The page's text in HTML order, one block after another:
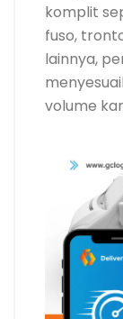
komplit
fuso,
lainnya,
volume